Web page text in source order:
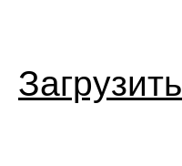
Загрузить